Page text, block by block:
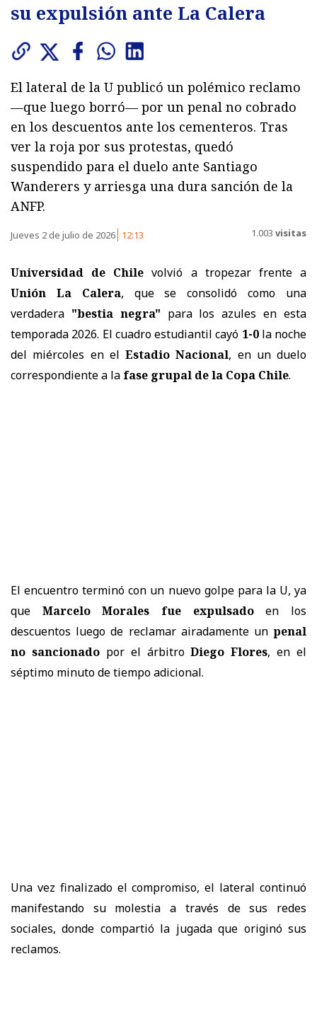
su expulsión ante La Calera
El lateral de la U publicó un polémico reclamo
—que luego borró— por un penal no cobrado
en los descuentos ante los cementeros. Tras
ver la roja por sus protestas, quedó
suspendido para el duelo ante Santiago
Wanderers y arriesga una dura sanción de la
ANFP.
Jueves 2 de julio de 2026 12:13 1.003 visitas
Universidad de Chile volvió a tropezar frente a
Unión La Calera, que se consolidó como una
verdadera "bestia negra" para los azules en esta
temporada 2026. El cuadro estudiantil cayó 1-0la noche
del miércoles en el Estadio Nacional, en un duelo
correspondiente a la fase grupal de la Copa Chile.
El encuentro terminó con un nuevo golpe para la U, ya
que Marcelo Morales fue expulsadoen los
descuentos luego de reclamar airadamente un penal
no sancionadopor el árbitroDiego Flores, en el
séptimo minuto de tiempo adicional.
Una vez finalizado el compromiso, el lateral continuó
manifestando su molestia a través de sus redes
sociales, donde compartió la jugada que originó sus
reclamos.